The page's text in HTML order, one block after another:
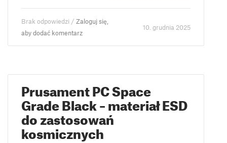
Brak odpowiedzi /Zaloguj się,
aby dodać komentarz
10. grudnia 2025
Prusament PC Space
Grade Black – materiał ESD
do zastosowań
kosmicznych